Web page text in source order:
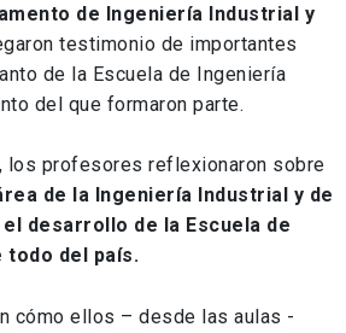
de Ingeniería Industrial y
testimonio de importantes
de la Escuela de Ingeniería
del que formaron parte.
los profesores reflexionaron sobre
de la Ingeniería Industrial y de
desarrollo de la Escuela de
todo del país.
cómo ellos – desde las aulas -